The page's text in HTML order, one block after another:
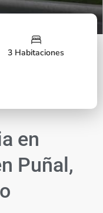
3 Habitaciones
en
Puñal,